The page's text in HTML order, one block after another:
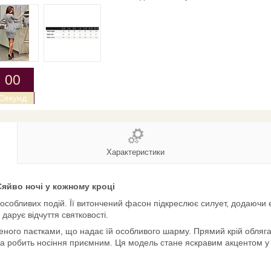
00
Характеристики
ночі у кожному кроці
подій. Її витончений фасон підкреслює силует, додаючи
відчуття святковості.
паєтками, що надає їй особливого шарму. Прямий крій
робить носіння приємним. Ця модель стане яскравим акцентом у